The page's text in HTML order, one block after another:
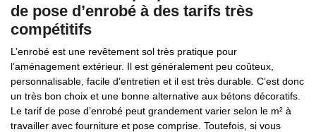
de pose d’enrobé à des tarifs très
compétitifs
L’enrobé est une revêtement sol très pratique pour
l’aménagement extérieur. Il est généralement peu coûteux,
personnalisable, facile d’entretien et il est très durable. C’est donc
un très bon choix et une bonne alternative aux bétons décoratifs.
Le tarif de pose d’enrobé peut grandement varier selon le m² à
travailler avec fourniture et pose comprise. Toutefois, si vous